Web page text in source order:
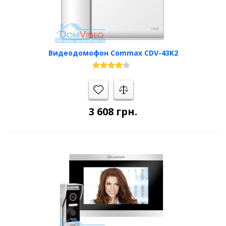
Видеодомофон Commax CDV-43K2
3 608 грн.